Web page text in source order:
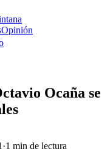
Opinión
Ocaña se
·1 min de lectura